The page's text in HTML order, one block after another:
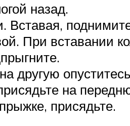
назад.
Вставая,
При вставании
другую
на
присядьте.